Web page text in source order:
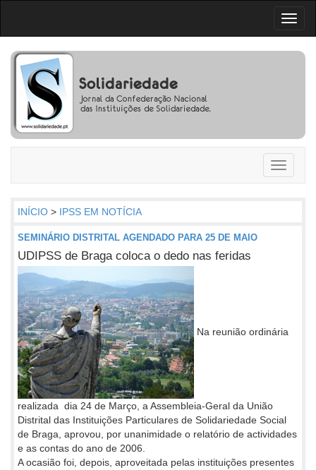
Toggle
INÍCIO > IPSS EM NOTÍCIA
SEMINÁRIO DISTRITAL AGENDADO PARA 25 DE MAIO
UDIPSS de Braga coloca o dedo nas feridas
Na reunião ordinária
realizada dia 24 de Março, a Assembleia-Geral da União
Distrital das Instituições Particulares de Solidariedade Social
de Braga, aprovou, por unanimidade o relatório de actividades
e as contas do ano de 2006.
A ocasião foi, depois, aproveitada pelas instituições presentes